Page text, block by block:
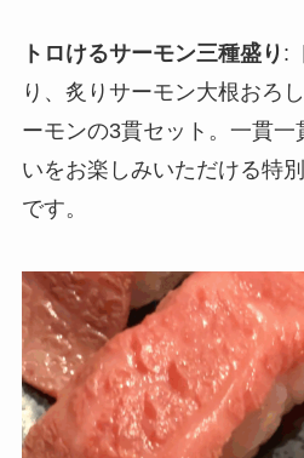
トロけるサーモン三種盛り :
り、炙りサーモン大根おろ
ーモンの3貫セット。一貫
いをお楽しみいただける特
です。